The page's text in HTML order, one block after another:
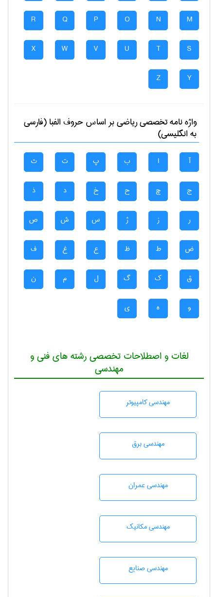
M
N
O
P
Q
R
S
T
U
V
W
X
Y
Z
واژه نامه تخصصیرياضیبر اساس حروف الفبا (فارسی
به انگلیسی)
آ ا ب پ ت ث
ج چ ح خ د ذ
ر ز ژ س ش ص
ض ط ظ ع غ ف
ق ک گ ل م ن
و ه ی
لغات و اصطلاحات تخصصی رشته های فنی و
مهندسی
مهندسی كامپيوتر
مهندسی برق
مهندسی عمران
مهندسی مکانیک
مهندسی صنايع